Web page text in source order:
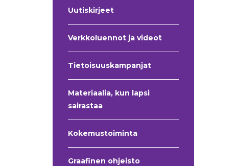
Uutiskirjeet
Verkkoluennot ja videot
Tietoisuuskampanjat
Materiaalia, kun lapsi
sairastaa
Kokemustoiminta
Graafinen ohjeisto